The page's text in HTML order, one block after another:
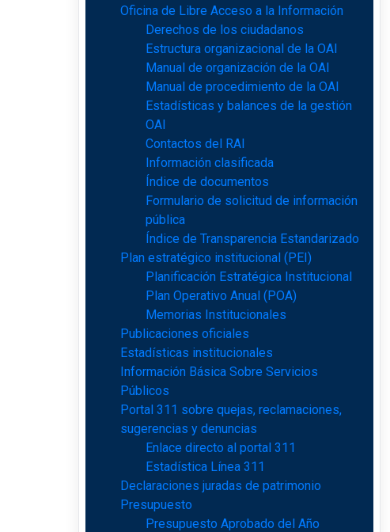
Oficina de Libre Acceso a la Información
Derechos de los ciudadanos
Estructura organizacional de la OAI
Manual de organización de la OAI
Manual de procedimiento de la OAI
Estadísticas y balances de la gestión
OAI
Contactos del RAI
Información clasificada
Índice de documentos
Formulario de solicitud de información
pública
Índice de Transparencia Estandarizado
Plan estratégico institucional (PEI)
Planificación Estratégica Institucional
Plan Operativo Anual (POA)
Memorias Institucionales
Publicaciones oficiales
Estadísticas institucionales
Información Básica Sobre Servicios
Públicos
Portal 311 sobre quejas, reclamaciones,
sugerencias y denuncias
Enlace directo al portal 311
Estadística Línea 311
Declaraciones juradas de patrimonio
Presupuesto
Presupuesto Aprobado del Año